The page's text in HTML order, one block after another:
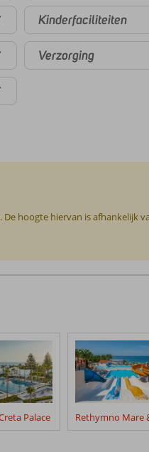
Kinderfaciliteiten
Verzorging
hoogte hiervan is afhankelijk
Palace